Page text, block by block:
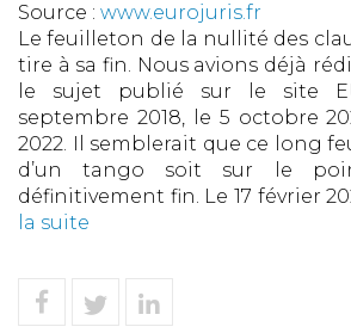
Source : www.eurojuris.fr
Le feuilleton de la nullité des
tire à sa fin. Nous avions déjà
le sujet publié sur le site
septembre 2018, le 5 octobre
2022. Il semblerait que ce long
d’un tango soit sur le
définitivement fin. Le 17 février
la suite